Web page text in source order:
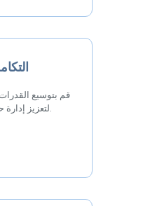
قم بتوسيع
لتعزيز إدارة حملات الرسائل النصية.